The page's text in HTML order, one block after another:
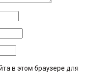
в этом браузере для